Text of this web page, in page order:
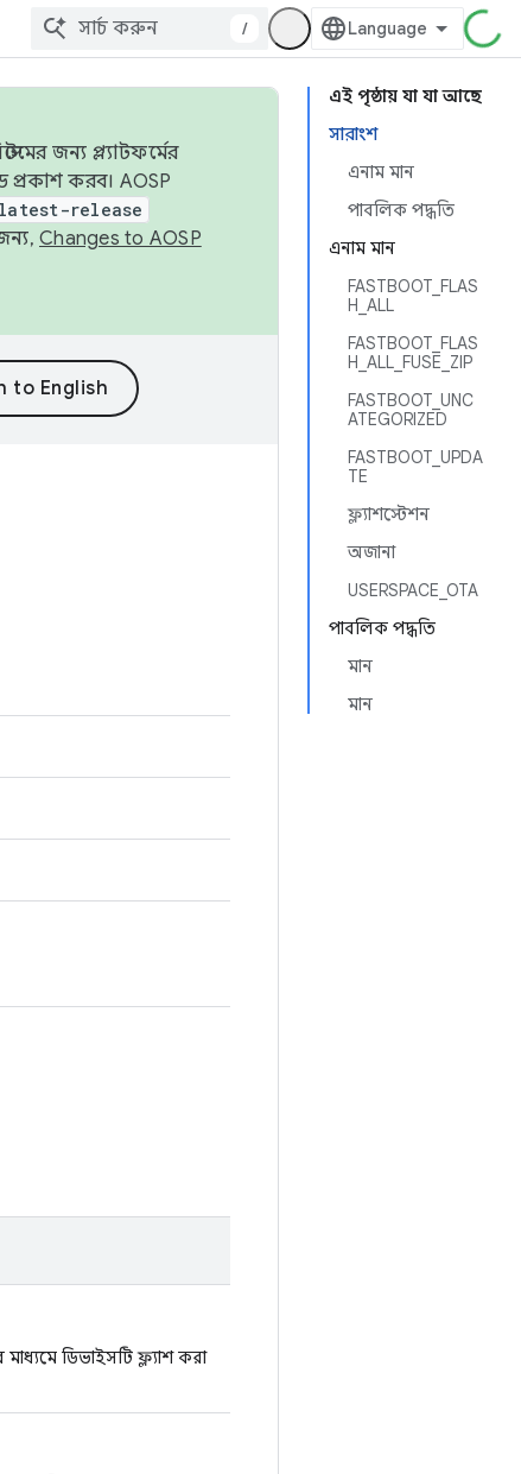
/
এই পৃষ্ঠায় যা যা আছে
সারাংশ
এনাম মান
পাবলিক পদ্ধতি
এনাম মান
FASTBOOT_FLAS
H_ALL
FASTBOOT_FLAS
H_ALL_FUSE_ZIP
FASTBOOT_UNC
ATEGORIZED
FASTBOOT_UPDA
TE
ফ্ল্যাশস্টেশন
অজানা
USERSPACE_OTA
পাবলিক পদ্ধতি
মান
মান
জন্য প্ল্যাটফর্মের
প্রকাশ করব। AOSP
release
Changes to AOSP
ডিভাইসটি ফ্ল্যাশ করা